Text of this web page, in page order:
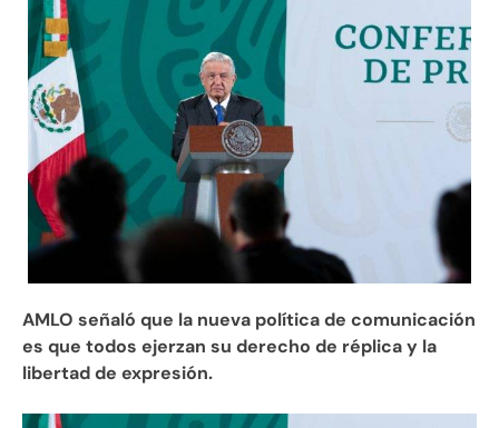
AMLO señaló que la nueva política de comunicación
es que todos ejerzan su derecho de réplica y la
libertad de expresión.